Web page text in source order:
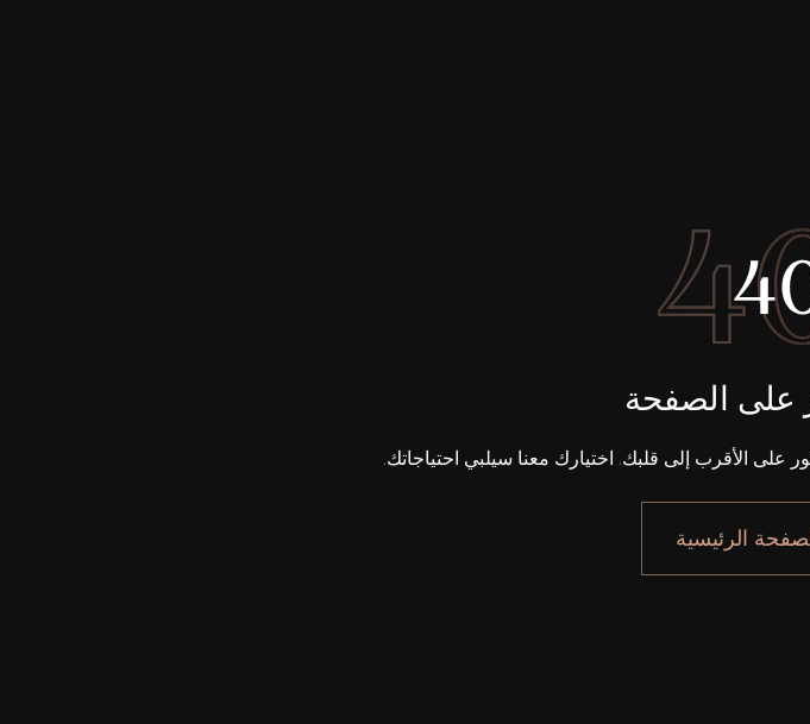
على الصفحة
على الأقرب إلى قلبك. اختيارك معنا سيلبي احتياجاتك.
الرئيسية